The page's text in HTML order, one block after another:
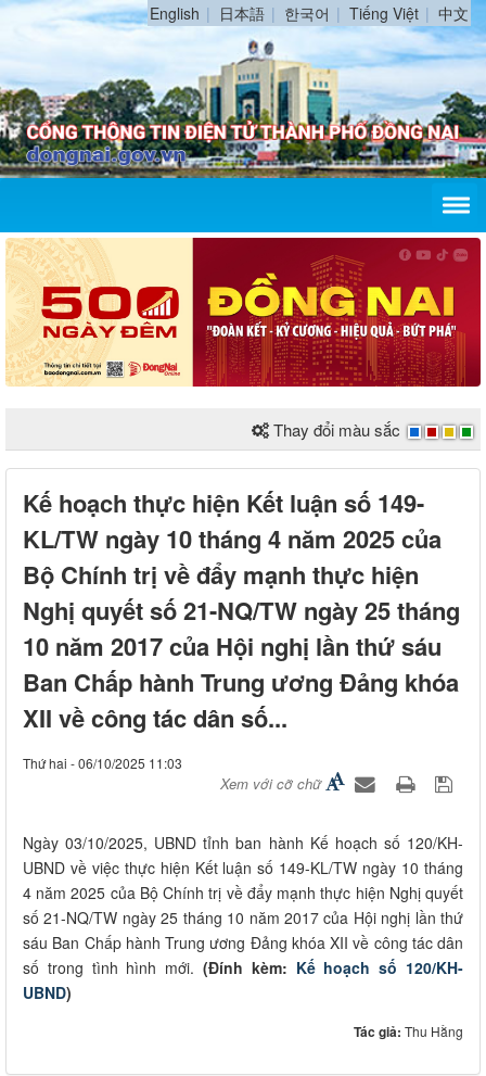
English 日本語 한국어 Tiếng Việt 中文
Thay đổi màu sắc
Kế hoạch thực hiện Kết luận số 149-
KL/TW ngày 10 tháng 4 năm 2025 của
Bộ Chính trị về đẩy mạnh thực hiện
Nghị quyết số 21-NQ/TW ngày 25 tháng
10 năm 2017 của Hội nghị lần thứ sáu
Ban Chấp hành Trung ương Đảng khóa
XII về công tác dân số...
Thứ hai - 06/10/2025 11:03
Xem với cỡ chữ
Ngày 03/10/2025, UBND tỉnh ban hành Kế hoạch số 120/KH-
UBND về việc thực hiện Kết luận số 149-KL/TW ngày 10 tháng
4 năm 2025 của Bộ Chính trị về đẩy mạnh thực hiện Nghị quyết
số 21-NQ/TW ngày 25 tháng 10 năm 2017 của Hội nghị lần thứ
sáu Ban Chấp hành Trung ương Đảng khóa XII về công tác dân
số trong tình hình mới. (Đính kèm: Kế hoạch số 120/KH-
UBND)
Tác giả: Thu Hằng